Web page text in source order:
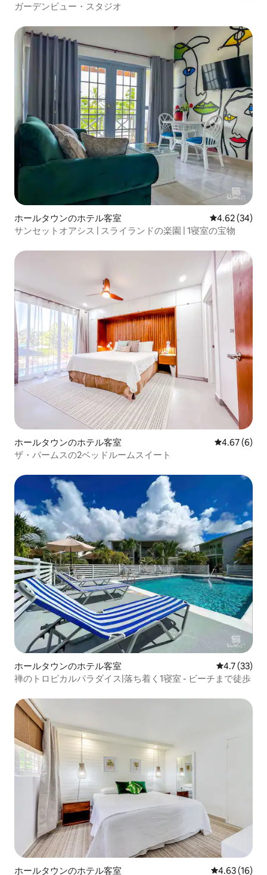
ガーデンビュー・スタジオ
ホールタウンのホテル客室 レビュー34
4.62 (34)
サンセットオアシス | スライランドの楽園 | 1寝室の宝物
ホールタウンのホテル客室 レビュー6
4.67 (6)
ザ・パームスの2ベッドルームスイート
ホールタウンのホテル客室 レビュー33
4.7 (33)
禅のトロピカルパラダイス|落ち着く1寝室 - ビーチまで徒歩
ホールタウンのホテル客室 レビュー16
4.63 (16)